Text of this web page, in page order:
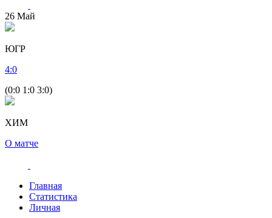
26 Май
ЮГР
4:0
(0:0 1:0 3:0)
ХИМ
О матче
Главная
Статистика
Личная